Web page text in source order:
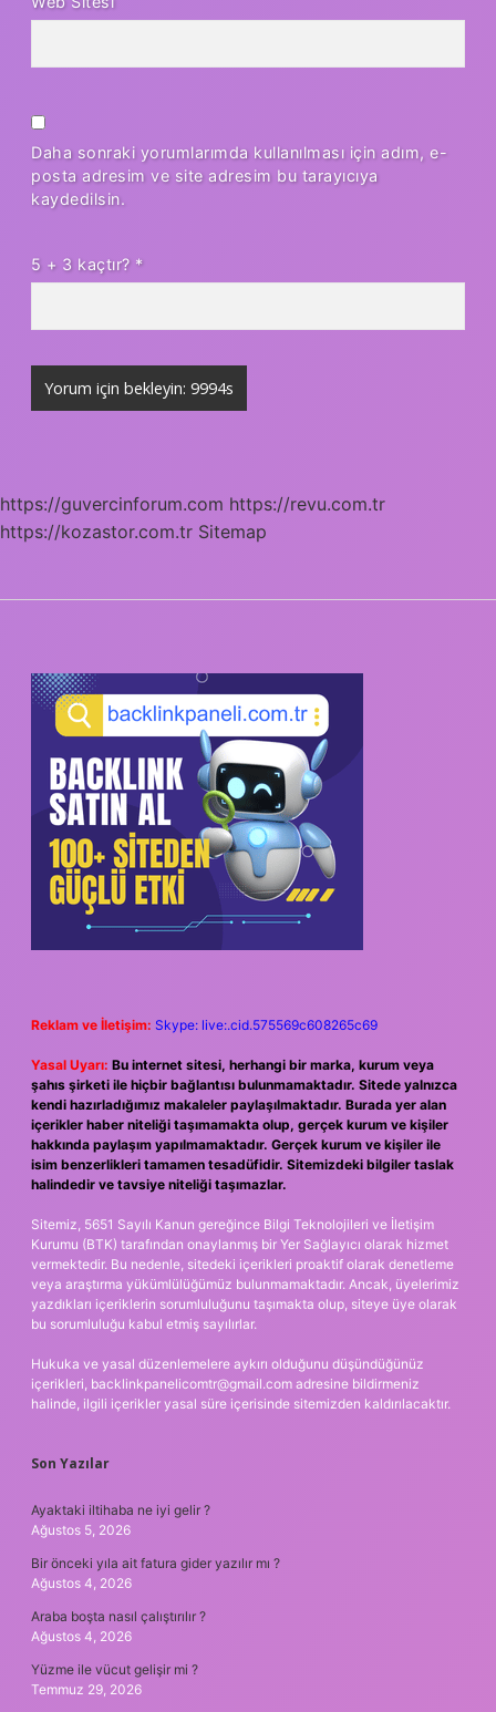
Daha sonraki yorumlarımda kullanılması için adım, e-
posta adresim ve site adresim bu tarayıcıya
kaydedilsin.
5 + 3 kaçtır? *
https://guvercinforum.com https://revu.com.tr
https://kozastor.com.tr Sitemap
SIDEBAR
Reklam ve İletişim: Skype: live:.cid.575569c608265c69
Yasal Uyarı: Bu internet sitesi, herhangi bir marka, kurum veya
şahıs şirketi ile hiçbir bağlantısı bulunmamaktadır. Sitede yalnızca
kendi hazırladığımız makaleler paylaşılmaktadır. Burada yer alan
içerikler haber niteliği taşımamakta olup, gerçek kurum ve kişiler
hakkında paylaşım yapılmamaktadır. Gerçek kurum ve kişiler ile
isim benzerlikleri tamamen tesadüfidir. Sitemizdeki bilgiler taslak
halindedir ve tavsiye niteliği taşımazlar.
Sitemiz, 5651 Sayılı Kanun gereğince Bilgi Teknolojileri ve İletişim
Kurumu (BTK) tarafından onaylanmış bir Yer Sağlayıcı olarak hizmet
vermektedir. Bu nedenle, sitedeki içerikleri proaktif olarak denetleme
veya araştırma yükümlülüğümüz bulunmamaktadır. Ancak, üyelerimiz
yazdıkları içeriklerin sorumluluğunu taşımakta olup, siteye üye olarak
bu sorumluluğu kabul etmiş sayılırlar.
Hukuka ve yasal düzenlemelere aykırı olduğunu düşündüğünüz
içerikleri, backlinkpanelicomtr@gmail.com adresine bildirmeniz
halinde, ilgili içerikler yasal süre içerisinde sitemizden kaldırılacaktır.
Son Yazılar
Ayaktaki iltihaba ne iyi gelir ?
Ağustos 5, 2026
Bir önceki yıla ait fatura gider yazılır mı ?
Ağustos 4, 2026
Araba boşta nasıl çalıştırılır ?
Ağustos 4, 2026
Yüzme ile vücut gelişir mi ?
Temmuz 29, 2026